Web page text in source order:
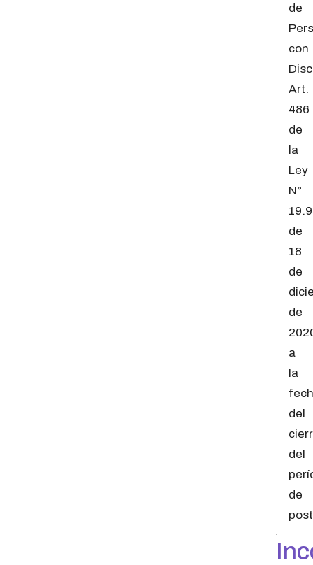
de
con
Art.
486
de
la
Ley
N°
de
18
de
de
a
la
del
del
de